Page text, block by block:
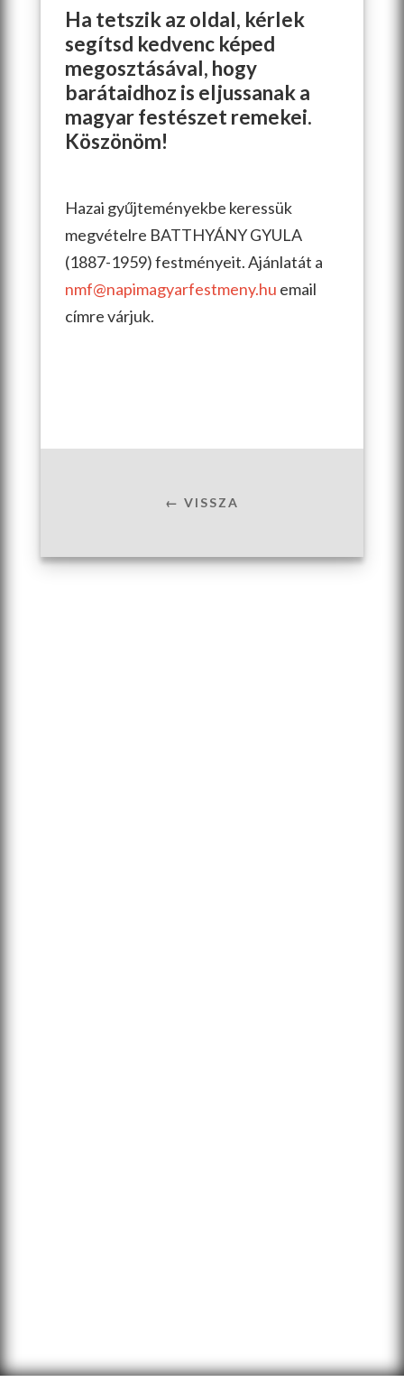
Ha tetszik az oldal, kérlek
segítsd kedvenc képed
megosztásával, hogy
barátaidhoz is eljussanak a
magyar festészet remekei.
Köszönöm!
Hazai gyűjteményekbe keressük
megvételre BATTHYÁNY GYULA
(1887-1959) festményeit. Ajánlatát a
nmf@napimagyarfestmeny.hu email
címre várjuk.
← VISSZA